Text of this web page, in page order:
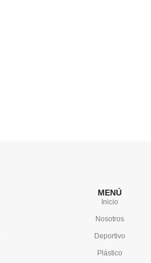
MENÚ
Inicio
Nosotros
Deportivo
Plástico